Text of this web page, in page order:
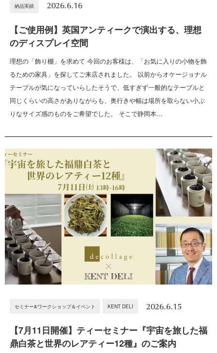
納品実績 2026.6.16
【ご使用例】英国アンティークで演出する、理想
のディスプレイ空間
理想の「飾り棚」を求めて 今回のお客様は、「お気に入りの小物を飾
るための家具」を探してご来店されました。 以前からオケージョナル
テーブルが気になっていらしたそうで、低すぎず一般的なテーブルと
同じくらいの高さがありながらも、奥行きや幅は場所を取らない小ぶ
りなサイズ感のものをご希望でした。 そこで静岡本…
セミナー&ワークショップ＆イベント KENT DELI 2026.6.15
【7月11日開催】ティーセミナー『宇宙を旅した福
鼎白茶と世界のレアティー12種』のご案内